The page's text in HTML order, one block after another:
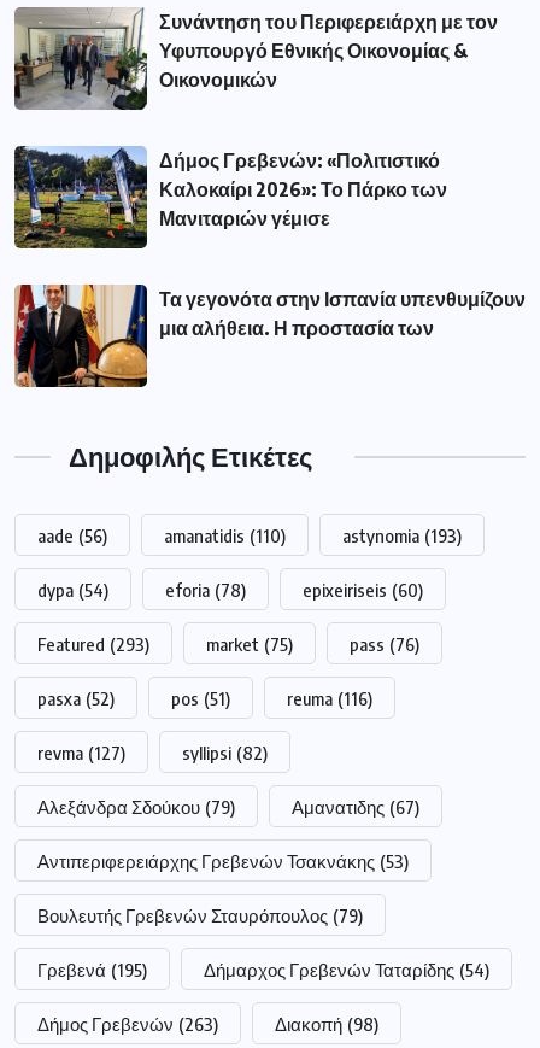
Συνάντηση του Περιφερειάρχη με τον
Υφυπουργό Εθνικής Οικονομίας &
Οικονομικών
Δήμος Γρεβενών: «Πολιτιστικό
Καλοκαίρι 2026»: Το Πάρκο των
Μανιταριών γέμισε
Τα γεγονότα στην Ισπανία υπενθυμίζουν
μια αλήθεια. Η προστασία των
Δημοφιλής Ετικέτες
aade (56) amanatidis (110) astynomia (193)
dypa (54) eforia (78) epixeiriseis (60)
Featured (293) market (75) pass (76)
pasxa (52) pos (51) reuma (116)
revma (127) syllipsi (82)
Αλεξάνδρα Σδούκου (79) Αμανατιδης (67)
Αντιπεριφερειάρχης Γρεβενών Τσακνάκης (53)
Βουλευτής Γρεβενών Σταυρόπουλος (79)
Γρεβενά (195) Δήμαρχος Γρεβενών Ταταρίδης (54)
Δήμος Γρεβενών (263) Διακοπή (98)